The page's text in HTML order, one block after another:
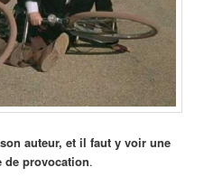
auteur, et il faut y voir une
de provocation.